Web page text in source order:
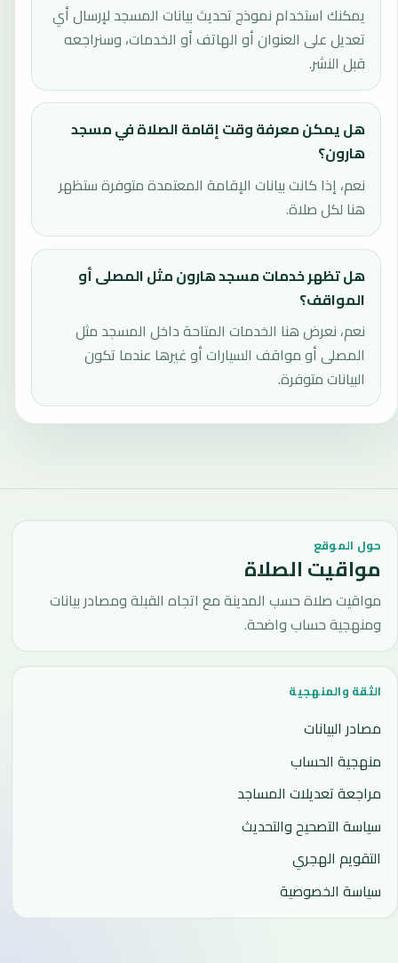
يمكنك استخدام نموذج تحديث بيانات المسجد لإرسال أي
تعديل على العنوان أو الهاتف أو الخدمات، وسنراجعه
قبل النشر.
هل يمكن معرفة وقت إقامة الصلاة في مسجد
هارون؟
نعم، إذا كانت بيانات الإقامة المعتمدة متوفرة ستظهر
هنا لكل صلاة.
هل تظهر خدمات مسجد هارون مثل المصلى أو
المواقف؟
نعم، نعرض هنا الخدمات المتاحة داخل المسجد مثل
المصلى أو مواقف السيارات أو غيرها عندما تكون
البيانات متوفرة.
حول الموقع
مواقيت الصلاة
مواقيت صلاة حسب المدينة مع اتجاه القبلة ومصادر بيانات
ومنهجية حساب واضحة.
الثقة والمنهجية
مصادر البيانات
منهجية الحساب
مراجعة تعديلات المساجد
سياسة التصحيح والتحديث
التقويم الهجري
سياسة الخصوصية